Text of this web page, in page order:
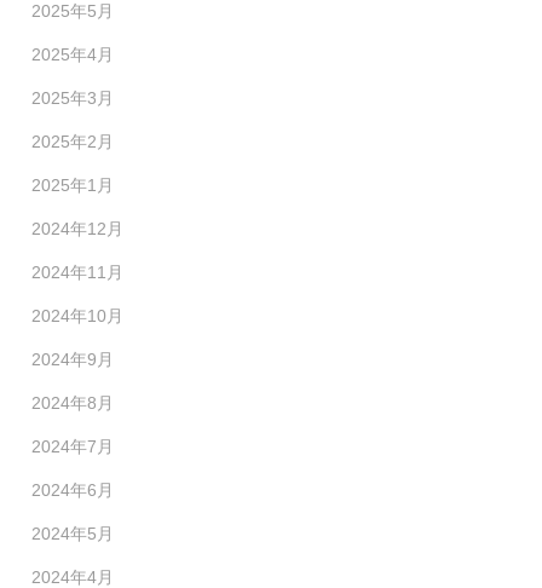
2025年5月
2025年4月
2025年3月
2025年2月
2025年1月
2024年12月
2024年11月
2024年10月
2024年9月
2024年8月
2024年7月
2024年6月
2024年5月
2024年4月